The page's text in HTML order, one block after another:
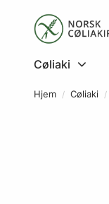
Cøliaki
Hjem Cøliaki